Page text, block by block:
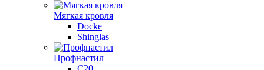
Мягкая кровля
Docke
Shinglas
Профнастил